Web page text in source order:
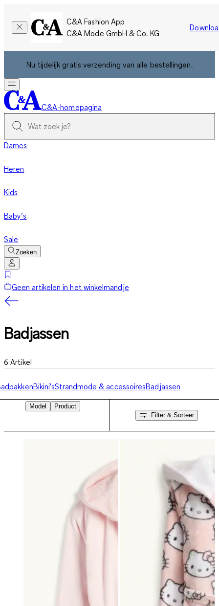
C&A Fashion App
C&A Mode GmbH & Co. KG
Nu tijdelijk gratis verzending van alle bestellingen.
C&A-homepagina
Dames
Heren
Kids
Baby’s
Sale
Zoeken
Geen artikelen in het winkelmandje
Badjassen
6 Artikel
Bikini'sStrandmode & accessoiresBadjassen
Model
Product
Filter & Sorteer